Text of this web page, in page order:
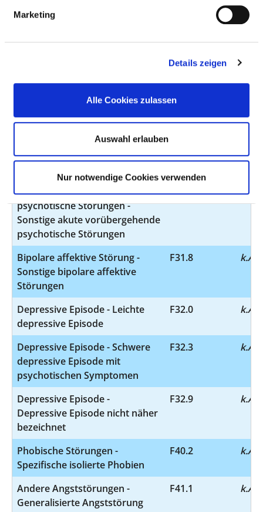
Marketing
Details zeigen
Alle Cookies zulassen
Auswahl erlauben
Nur notwendige Cookies verwenden
und Konsum anderer
Schizophrenie
psychotische Störungen - Akute
polymorphe psychotische
Störung ohne Symptome einer
Akute vorübergehende
psychotische Störungen -
Sonstige akute vorübergehende
psychotische Störungen
F23.8 k.A.
Bipolare affektive Störung -
Sonstige bipolare affektive
Störungen
F31.8 k.A.
Depressive Episode - Leichte
depressive Episode
F32.0 k.A.
Depressive Episode - Schwere
depressive Episode mit
psychotischen Symptomen
F32.3 k.A.
Depressive Episode -
Depressive Episode nicht näher
bezeichnet
F32.9 k.A.
Phobische Störungen -
Spezifische isolierte Phobien
F40.2 k.A.
Andere Angststörungen -
Generalisierte Angststörung
F41.1 k.A.